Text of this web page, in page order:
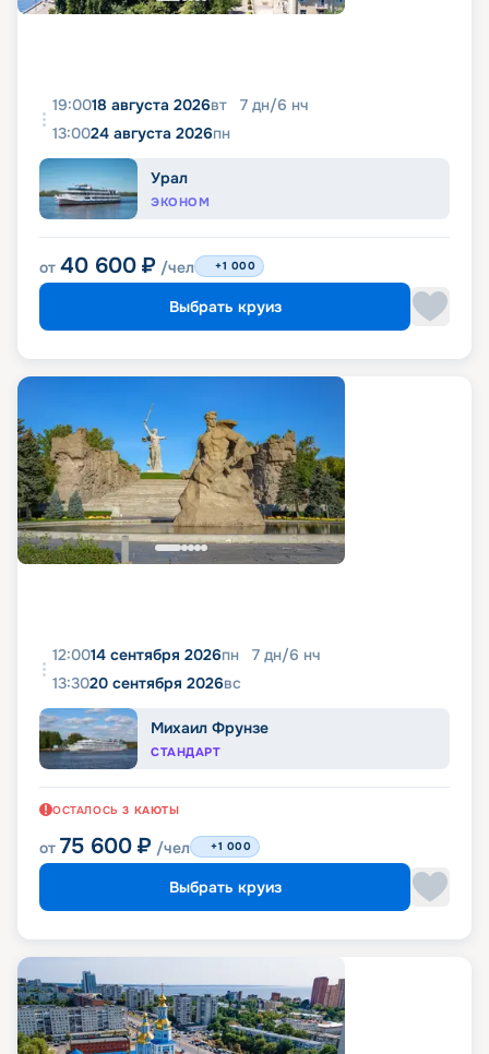
19:0018 августа 2026вт 7 дн/6 нч
13:0024 августа 2026пн
Урал
ЭКОНОМ
от 40 600 ₽ /чел +1 000
Выбрать круиз
12:0014 сентября 2026пн 7 дн/6 нч
13:3020 сентября 2026вс
Михаил Фрунзе
СТАНДАРТ
ОСТАЛОСЬ 3 КАЮТЫ
от 75 600 ₽ /чел +1 000
Выбрать круиз